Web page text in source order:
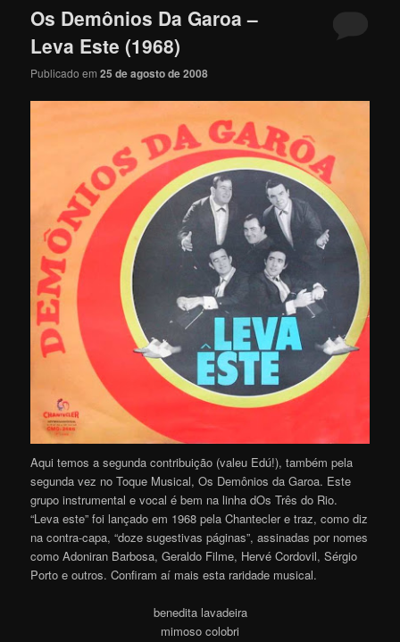
Os Demônios Da Garoa –
Leva Este (1968)
Publicado em25 de agosto de 2008
Aqui temos a segunda contribuição (valeu Edú!), também pela
segunda vez no Toque Musical, Os Demônios da Garoa. Este
grupo instrumental e vocal é bem na linha dOs Três do Rio.
“Leva este” foi lançado em 1968 pela Chantecler e traz, como diz
na contra-capa, “doze sugestivas páginas”, assinadas por nomes
como Adoniran Barbosa, Geraldo Filme, Hervé Cordovil, Sérgio
Porto e outros. Confiram aí mais esta raridade musical.
benedita lavadeira
mimoso colobri